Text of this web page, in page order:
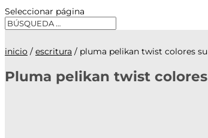
Seleccionar página
inicio / escritura / pluma pelikan twist colores
Pluma pelikan twist